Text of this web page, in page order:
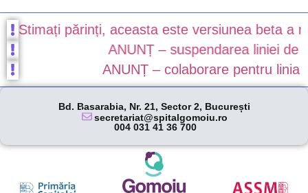
părinți, aceasta este versiunea beta a
ANUNȚ – suspendarea liniei de
ANUNȚ – colaborare pentru linia
Bd. Basarabia, Nr. 21, Sector 2, București
secretariat@spitalgomoiu.ro
004 031 41 36 700